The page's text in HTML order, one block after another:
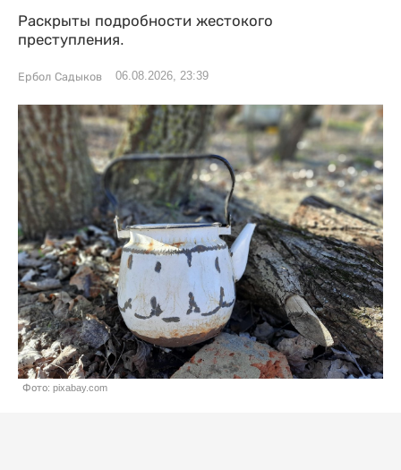
Раскрыты подробности жестокого
преступления.
Ербол Садыков 06.08.2026, 23:39
Фото: pixabay.com